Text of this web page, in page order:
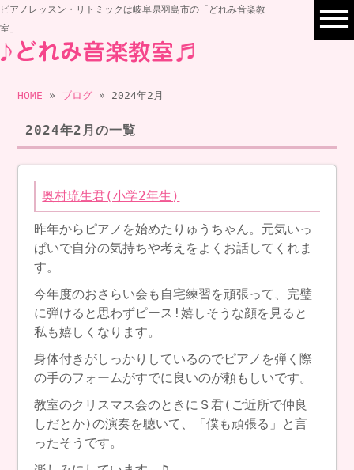
ピアノレッスン・リトミックは岐阜県羽島市の「どれみ音楽教
室」
HOME » ブログ » 2024年2月
2024年2月の一覧
奥村琉生君(小学2年生)
昨年からピアノを始めたりゅうちゃん。元気いっ
ぱいで自分の気持ちや考えをよくお話してくれま
す。
今年度のおさらい会も自宅練習を頑張って、完璧
に弾けると思わずピース!嬉しそうな顔を見ると
私も嬉しくなります。
身体付きがしっかりしているのでピアノを弾く際
の手のフォームがすでに良いのが頼もしいです。
教室のクリスマス会のときにＳ君(ご近所で仲良
しだとか)の演奏を聴いて、「僕も頑張る」と言
ったそうです。